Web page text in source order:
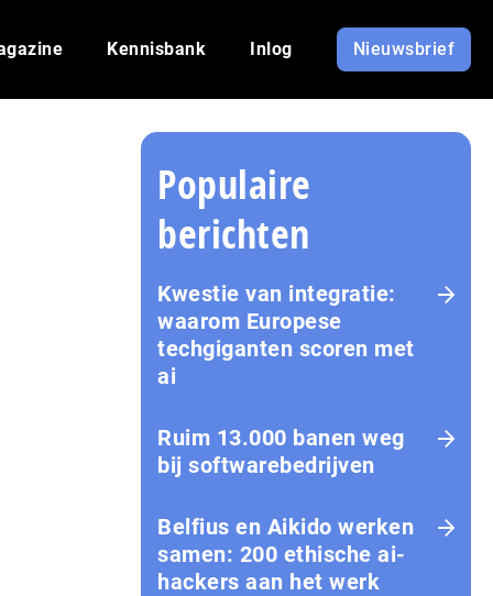
Kennisbank Inlog Nieuwsbrief
Populaire
berichten
Kwestie van integratie:
waarom Europese
techgiganten scoren met
ai
Ruim 13.000 banen weg
bij softwarebedrijven
Belfius en Aikido werken
samen: 200 ethische ai-
hackers aan het werk